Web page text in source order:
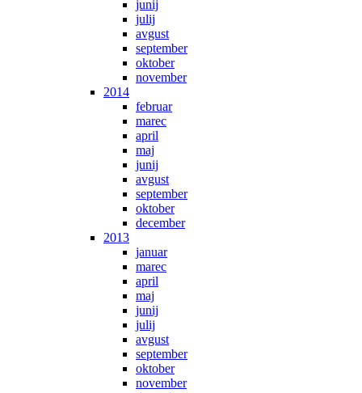
junij
julij
avgust
september
oktober
november
2014
februar
marec
april
maj
junij
avgust
september
oktober
december
2013
januar
marec
april
maj
junij
julij
avgust
september
oktober
november